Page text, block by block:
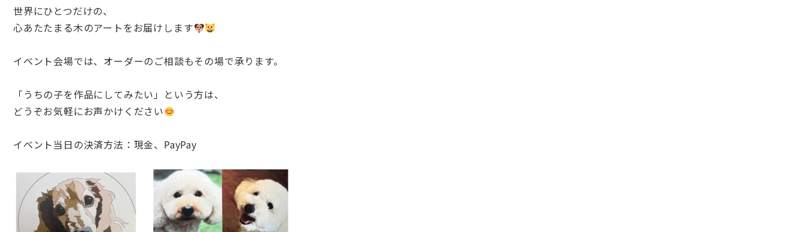
世界にひとつだけの、
心あたたまる木のアートをお届けします
イベント会場では、 オーダーのご相談もその場で承ります。
「うちの子を作品にしてみたい」という方は、
どうぞお気軽にお声かけください
イベント当日の決済方法：現金、PayPay